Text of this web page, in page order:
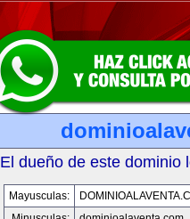
El dueño de este dominio
Mayusculas: